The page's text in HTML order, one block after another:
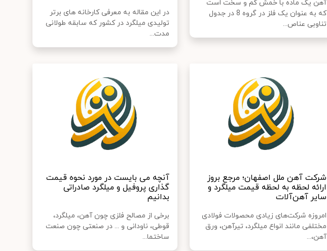
آهن یک ماده با خمش کم و سخت است
که به عنوان یک فلز در گروه 8 در جدول
تناوبی عناص...
در این مقاله به معرفی کارخانه های برتر
تولیدی میلگرد در کشور که سابقه طولانی
مدت...
شرکت آهن ملل اصفهان؛ مرجع بروز
ارائه لحظه به لحظه قیمت میلگرد و
سایر آهن‌آلات
امروزه شرکت‌های زیادی محصولات فولادی
مختلفی مانند انواع میلگرد، تیرآهن، ورق
آهن،...
آنچه می بایست در مورد نحوه قیمت
گذاری پروفیل و میلگرد صادراتی
بدانیم
برخی از مصالح فلزی چون آهن، میلگرد،
قوطی، ناودانی و ... در صنعتی چون صنعت
ساختما...